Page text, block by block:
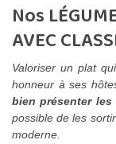
Nos
AVEC
Valoriser un plat
honneur à ses
bien présenter les
possible de les
moderne.